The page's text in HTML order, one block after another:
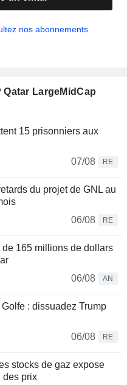
nos abonnements
LargeMidCap
15 prisonniers aux
07/08
RE
du projet de GNL au
06/08
RE
165 millions de dollars
06/08
AN
: dissuadez Trump
06/08
RE
stocks de gaz expose
des prix